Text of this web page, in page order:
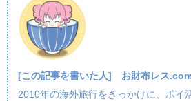
[この記事を書いた人] お財布レス
2010年の海外旅行をきっかけに、ポイ